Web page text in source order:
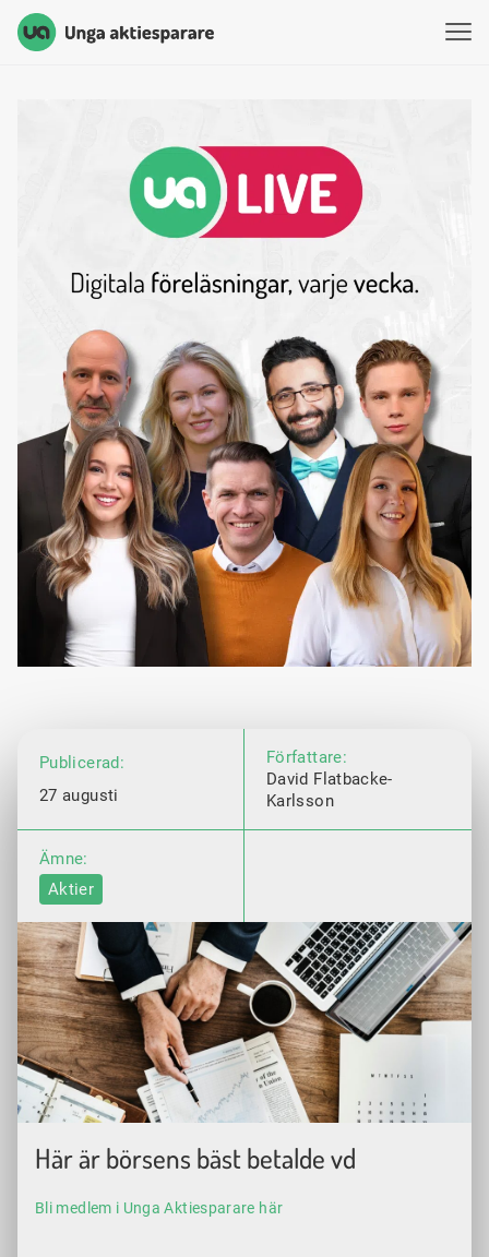
Unga Aktiesparare
Publicerad:
27 augusti
Författare:
David Flatbacke-
Karlsson
Ämne:
Aktier
Här är börsens bäst betalde vd
Bli medlem i Unga Aktiesparare här